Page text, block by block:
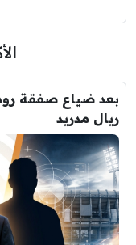
بعد ضياع صفقة
ريال مدريد